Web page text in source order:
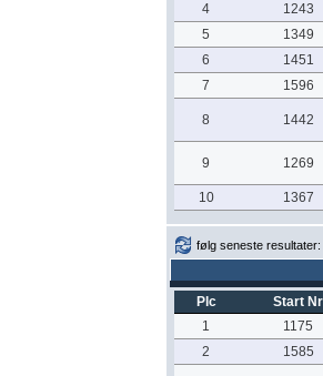
4
1243
5
1349
6
1451
7
1596
8 1442
9 1269
10 1367
følg seneste resultater:
Plc Start Nr
1
1175
2
1585